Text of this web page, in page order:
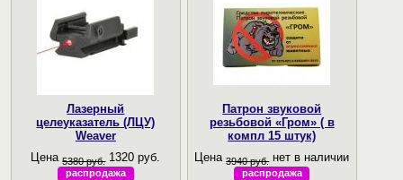
Лазерный
целеуказатель (ЛЦУ)
Weaver
Цена5380 руб. 1320 руб.
распродажа
Патрон звуковой
резьбовой «Гром» ( в
компл 15 штук)
Цена3940 руб. нет в наличии
распродажа